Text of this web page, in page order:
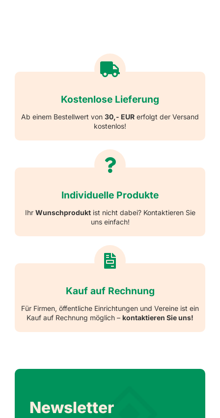
Kostenlose Lieferung
Ab einem Bestellwert von 30,- EUR erfolgt der Versand
kostenlos!
Individuelle Produkte
Ihr Wunschproduktist nicht dabei? Kontaktieren Sie
uns einfach!
Kauf auf Rechnung
Für Firmen, öffentliche Einrichtungen und Vereine ist ein
Kauf auf Rechnung möglich – kontaktieren Sie uns!
Newsletter